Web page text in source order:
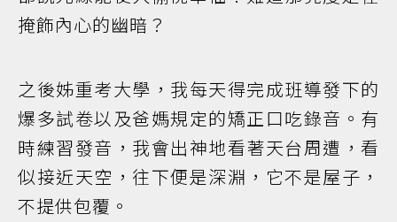
掩飾內心的幽暗？
之後姊重考大學，我每天得完成班導發下的
爆多試卷以及爸媽規定的矯正口吃錄音。有
時練習發音，我會出神地看著天台周遭，看
似接近天空，往下便是深淵，它不是屋子，
不提供包覆。